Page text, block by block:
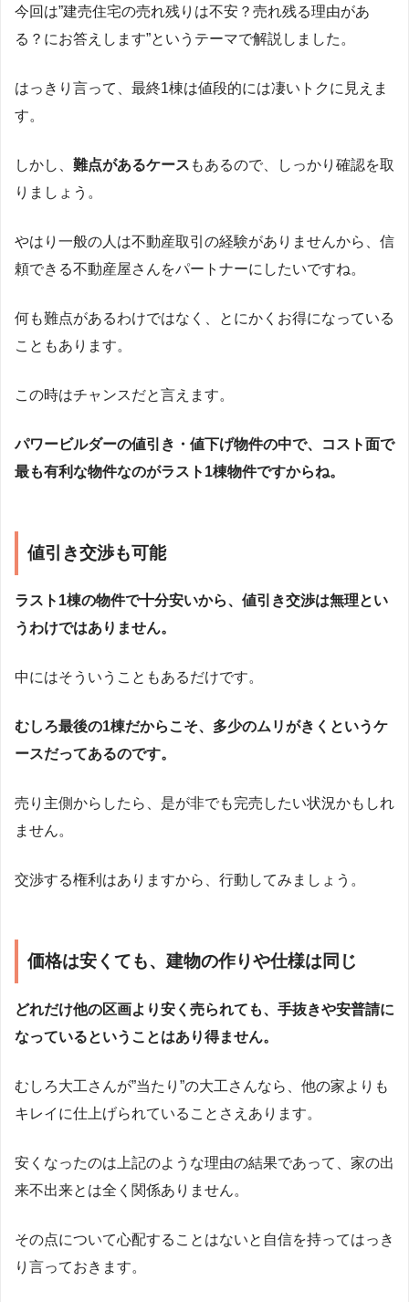
今回は”建売住宅の売れ残りは不安？売れ残る理由があ
る？にお答えします”というテーマで解説しました。
はっきり言って、最終1棟は値段的には凄いトクに見えま
す。
しかし、 難点があるケース もあるので、しっかり確認を取
りましょう。
やはり一般の人は不動産取引の経験がありませんから、信
頼できる不動産屋さんをパートナーにしたいですね。
何も難点があるわけではなく、とにかくお得になっている
こともあります。
この時はチャンスだと言えます。
パワービルダーの値引き・値下げ物件の中で、コスト面で
最も有利な物件なのがラスト1棟物件ですからね。
値引き交渉も可能
ラスト1棟の物件で十分安いから、値引き交渉は無理とい
うわけではありません。
中にはそういうこともあるだけです。
むしろ最後の1棟だからこそ、多少のムリがきくというケ
ースだってあるのです。
売り主側からしたら、是が非でも完売したい状況かもしれ
ません。
交渉する権利はありますから、行動してみましょう。
価格は安くても、建物の作りや仕様は同じ
どれだけ他の区画より安く売られても、手抜きや安普請に
なっているということはあり得ません。
むしろ大工さんが”当たり”の大工さんなら、他の家よりも
キレイに仕上げられていることさえあります。
安くなったのは上記のような理由の結果であって、家の出
来不出来とは全く関係ありません。
その点について心配することはないと自信を持ってはっき
り言っておきます。